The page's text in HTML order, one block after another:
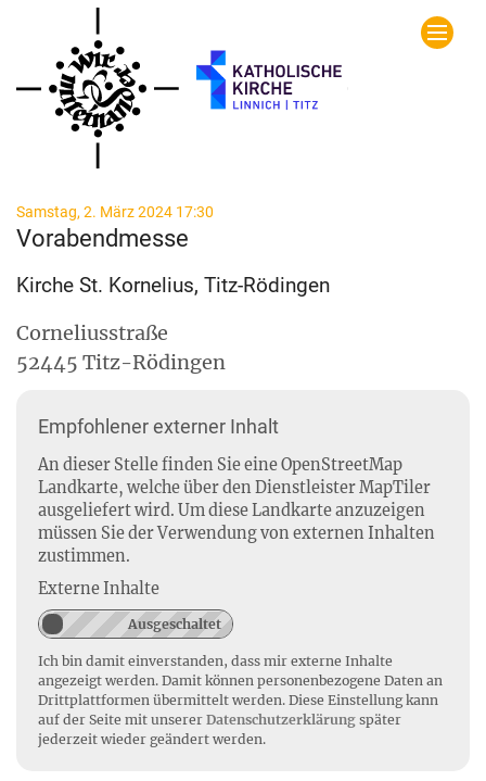
Zum Inhalt springen
Samstag, 2. März 2024 17:30
Vorabendmesse
Kirche St. Kornelius, Titz-Rödingen
Corneliusstraße
52445 Titz-Rödingen
Empfohlener externer Inhalt
An dieser Stelle finden Sie eine OpenStreetMap
Landkarte, welche über den Dienstleister MapTiler
ausgeliefert wird. Um diese Landkarte anzuzeigen
müssen Sie der Verwendung von externen Inhalten
zustimmen.
Externe Inhalte
Ich bin damit einverstanden, dass mir externe Inhalte
angezeigt werden. Damit können personenbezogene Daten an
Drittplattformen übermittelt werden. Diese Einstellung kann
auf der Seite mit unserer Datenschutzerklärung später
jederzeit wieder geändert werden.